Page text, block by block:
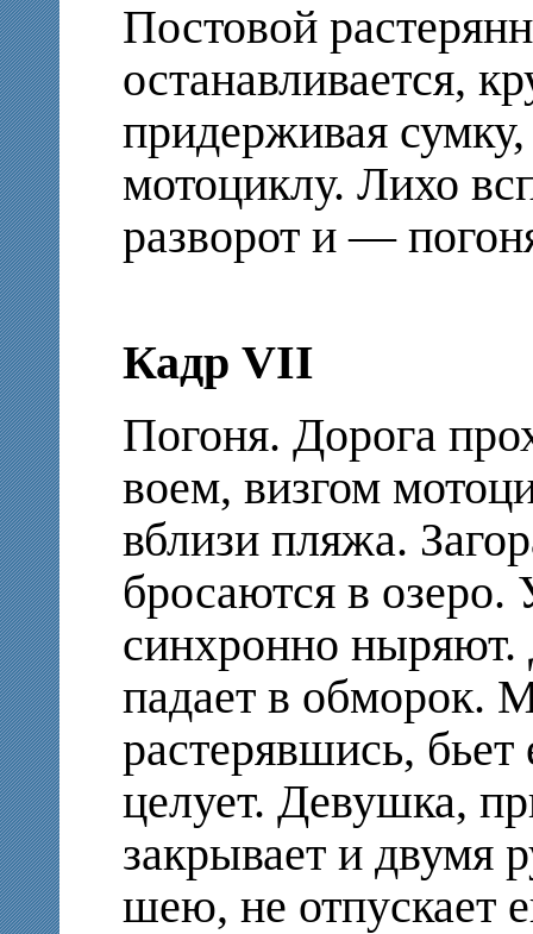
Постовой
останавливается,
придерживая
мотоциклу. Лихо
разворот и —
Кадр VII
Погоня. Дорога
воем, визгом
вблизи пляжа.
бросаются в озеро.
синхронно
падает в обморок.
растерявшись,
целует. Девушка,
закрывает и двумя
шею, не отпускает